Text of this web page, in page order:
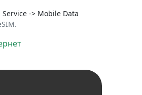
-> Mobile Data